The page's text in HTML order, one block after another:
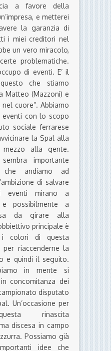
a favore della
e metterei
la garanzia di
i miei creditori nel
un vero miracolo,
problematiche.
di eventi. E’ il
che stiamo
Matteo (Mazzoni) e
cuore”. Abbiamo
con lo scopo
sociale ferrarese
la Spal alla
alla gente.
importante
andiamo ad
di salvare
mirano a
possibilmente a
da girare alla
principale è
colori di questa
riaccenderne la
e quindi il seguito.
in mente si
concomitanza dei
disputato
Un’occasione per
rinascita
discesa in campo
Possiamo già
idee che